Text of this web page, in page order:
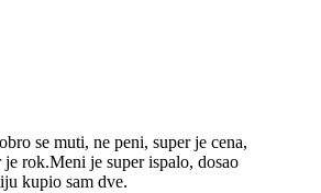
se muti, ne peni, super je cena,
rok.Meni je super ispalo, dosao
kupio sam dve.